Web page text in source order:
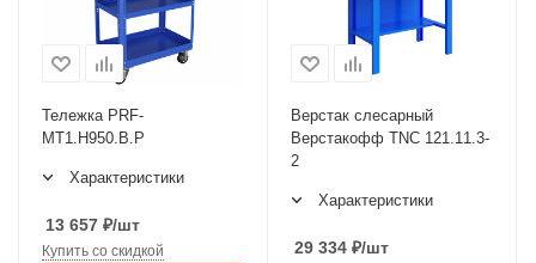
Тележка PRF-
МT1.H950.В.Р
Характеристики
13 657 ₽/шт
Купить со скидкой
Верстак слесарный
Верстакофф TNC 121.11.3-
2
Характеристики
29 334 ₽/шт